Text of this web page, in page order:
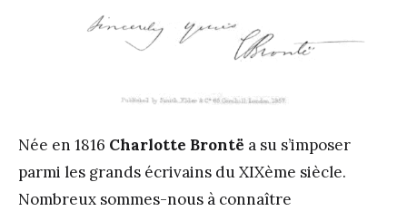
Née en 1816 Charlotte Brontë a su s’imposer
parmi les grands écrivains du XIXème siècle.
Nombreux sommes-nous à connaître